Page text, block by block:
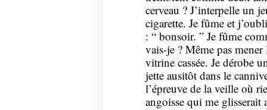
cerveau ? J’interpelle un
cigarette. Je fûme et
: “ bonsoir. ” Je fûme
vais-je ? Même pas
vitrine cassée. Je dérobe
jette ausitôt dans le
l’épreuve de la veille où
angoisse qui me